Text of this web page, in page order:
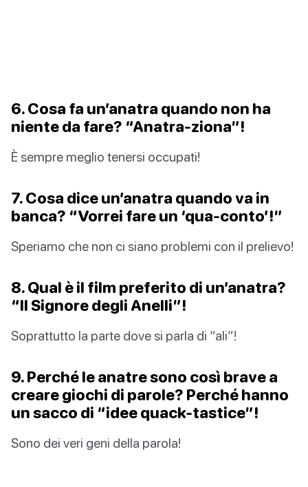
6. Cosa fa un’anatra quando non ha
niente da fare? “Anatra-ziona”!
È sempre meglio tenersi occupati!
7. Cosa dice un’anatra quando va in
banca? “Vorrei fare un ‘qua-conto’!”
Speriamo che non ci siano problemi con il prelievo!
8. Qual è il film preferito di un’anatra?
“Il Signore degli Anelli”!
Soprattutto la parte dove si parla di “ali”!
9. Perché le anatre sono così brave a
creare giochi di parole? Perché hanno
un sacco di “idee quack-tastice”!
Sono dei veri geni della parola!